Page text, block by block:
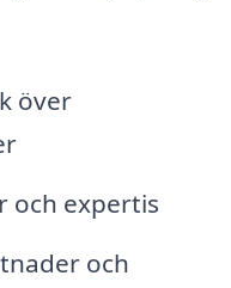
över
och expertis
och